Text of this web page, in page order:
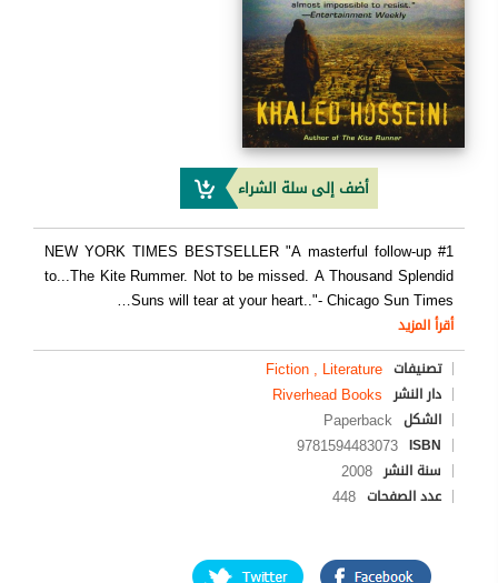
أضف إلى سلة الشراء
#1 NEW YORK TIMES BESTSELLER "A masterful follow-up
to...The Kite Rummer. Not to be missed. A Thousand Splendid
Suns will tear at your heart.."- Chicago Sun Times
…
أقرأ المزيد
تصنيفات Fiction , Literature
دار النشر Riverhead Books
الشكل Paperback
ISBN
9781594483073
سنة النشر 2008
عدد الصفحات 448